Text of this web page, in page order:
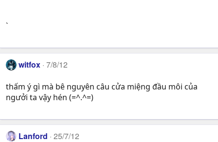
`
witfox 7/8/12
thấm ý gì mà bê nguyên câu cửa miệng đầu môi của
ngưởi ta vậy hén (=^.^=)
Lanford 25/7/12